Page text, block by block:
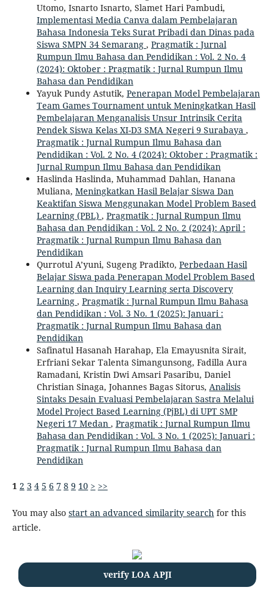
Utomo, Isnarto Isnarto, Slamet Hari Pambudi,
Implementasi Media Canva dalam Pembelajaran
Bahasa Indonesia Teks Surat Pribadi dan Dinas pada
Siswa SMPN 34 Semarang , Pragmatik : Jurnal
Rumpun Ilmu Bahasa dan Pendidikan : Vol. 2 No. 4
(2024): Oktober : Pragmatik : Jurnal Rumpun Ilmu
Bahasa dan Pendidikan
Yayuk Pundy Astutik, Penerapan Model Pembelajaran
Team Games Tournament untuk Meningkatkan Hasil
Pembelajaran Menganalisis Unsur Intrinsik Cerita
Pendek Siswa Kelas XI-D3 SMA Negeri 9 Surabaya ,
Pragmatik : Jurnal Rumpun Ilmu Bahasa dan
Pendidikan : Vol. 2 No. 4 (2024): Oktober : Pragmatik :
Jurnal Rumpun Ilmu Bahasa dan Pendidikan
Haslinda Haslinda, Muhammad Dahlan, Hanana
Muliana, Meningkatkan Hasil Belajar Siswa Dan
Keaktifan Siswa Menggunakan Model Problem Based
Learning (PBL) , Pragmatik : Jurnal Rumpun Ilmu
Bahasa dan Pendidikan : Vol. 2 No. 2 (2024): April :
Pragmatik : Jurnal Rumpun Ilmu Bahasa dan
Pendidikan
Qurrotul A’yuni, Sugeng Pradikto, Perbedaan Hasil
Belajar Siswa pada Penerapan Model Problem Based
Learning dan Inquiry Learning serta Discovery
Learning , Pragmatik : Jurnal Rumpun Ilmu Bahasa
dan Pendidikan : Vol. 3 No. 1 (2025): Januari :
Pragmatik : Jurnal Rumpun Ilmu Bahasa dan
Pendidikan
Safinatul Hasanah Harahap, Ela Emayusnita Sirait,
Erfriani Sekar Talenta Simangunsong, Fadilla Aura
Ramadani, Kristin Dwi Amsari Pasaribu, Daniel
Christian Sinaga, Johannes Bagas Sitorus, Analisis
Sintaks Desain Evaluasi Pembelajaran Sastra Melalui
Model Project Based Learning (PjBL) di UPT SMP
Negeri 17 Medan , Pragmatik : Jurnal Rumpun Ilmu
Bahasa dan Pendidikan : Vol. 3 No. 1 (2025): Januari :
Pragmatik : Jurnal Rumpun Ilmu Bahasa dan
Pendidikan
1 2 3 4 5 6 7 8 9 10 > >>
You may also start an advanced similarity searchfor this
article.
verify LOA APJI